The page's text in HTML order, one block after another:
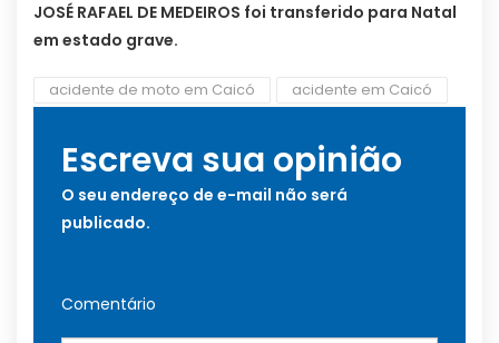
JOSÉ RAFAEL DE MEDEIROS foi transferido para Natal
em estado grave.
acidente de moto em Caicó acidente em Caicó
Escreva sua opinião
O seu endereço de e-mail não será
publicado.
Comentário